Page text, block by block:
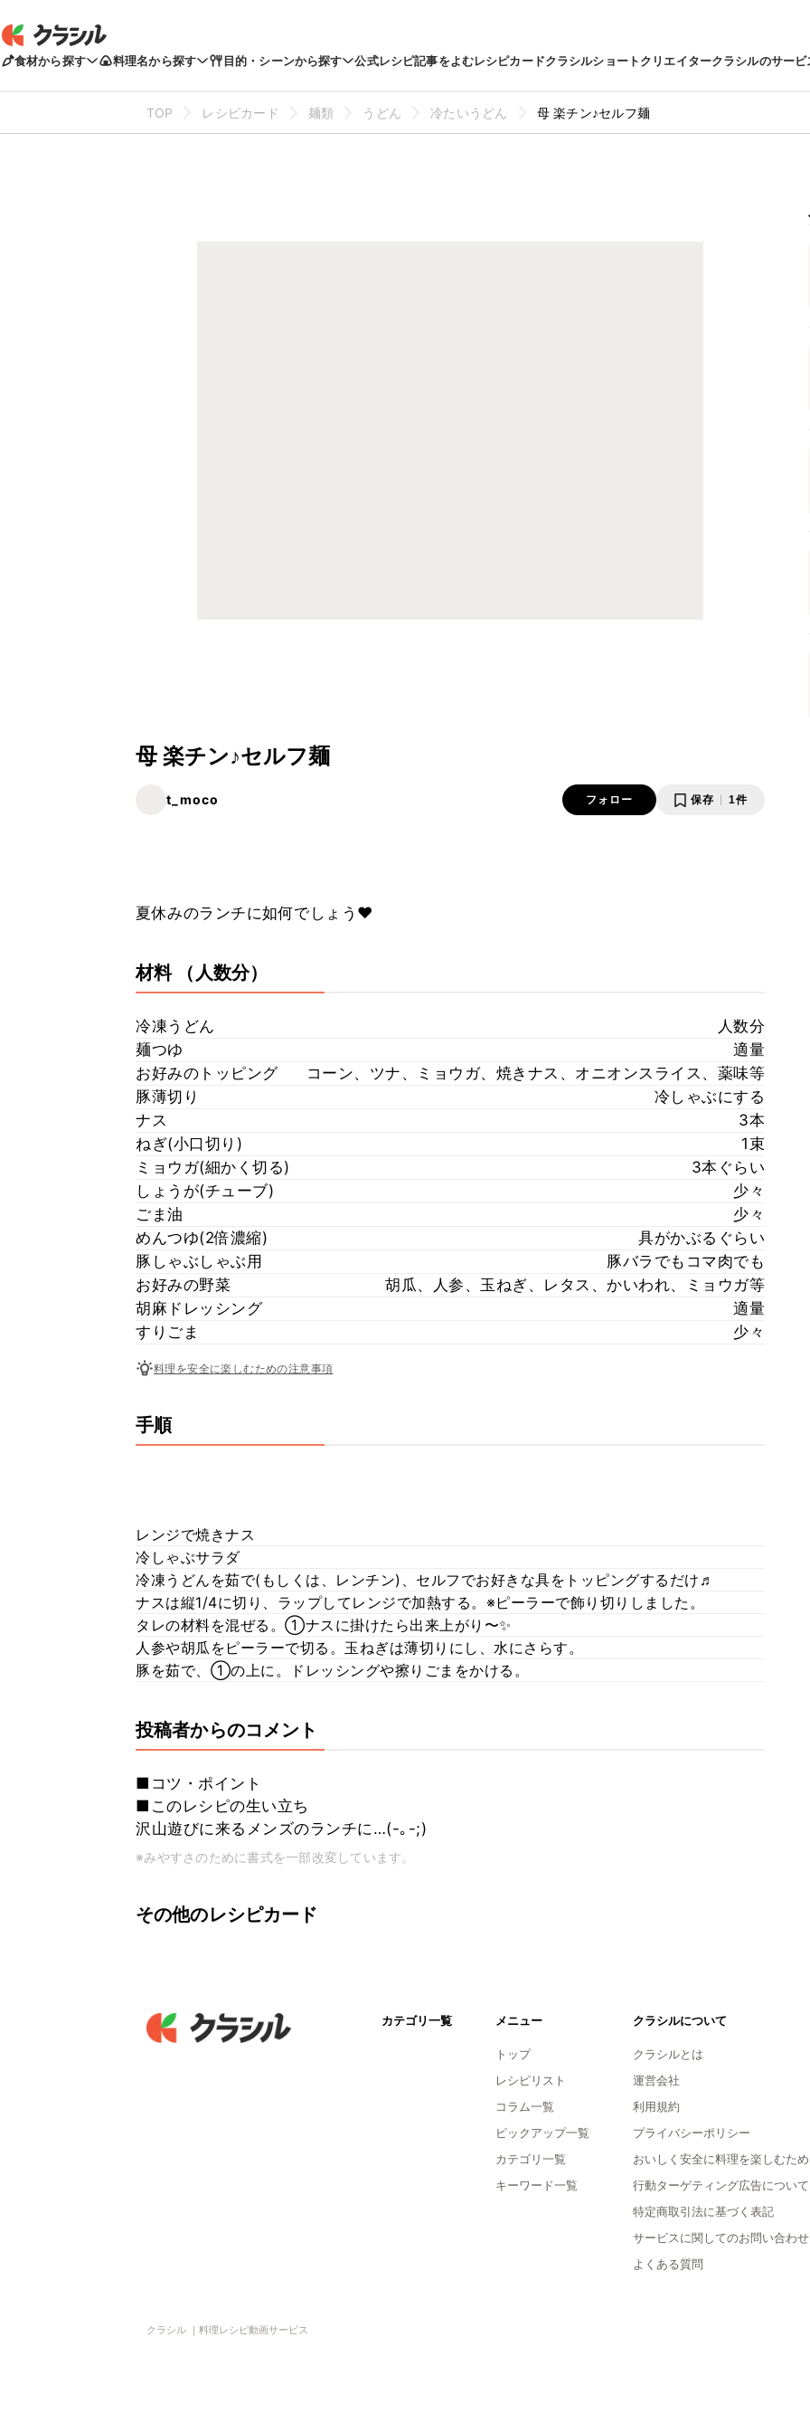
食材から探す 料理名から探す 目的・シーンから探す 公式レシピ記事をよむレシピカードクラシルショートクリエイタークラシルのサービ
TOP レシピカード 麺類 うどん 冷たいうどん 母 楽チン♪セルフ麺
母 楽チン♪セルフ麺
t_moco フォロー 保存 1件
夏休みのランチに如何でしょう❤️
材料 （人数分）
冷凍うどん
人数分
麺つゆ
適量
お好みのトッピング
コーン、ツナ、ミョウガ、焼きナス、オニオンスライス、薬味等
豚薄切り
冷しゃぶにする
ナス
3本
ねぎ(小口切り)
1束
ミョウガ(細かく切る)
3本ぐらい
しょうが(チューブ)
少々
ごま油
少々
めんつゆ(2倍濃縮)
具がかぶるぐらい
豚しゃぶしゃぶ用
豚バラでもコマ肉でも
お好みの野菜
胡瓜、人参、玉ねぎ、レタス、かいわれ、ミョウガ等
胡麻ドレッシング
適量
すりごま
少々
料理を安全に楽しむための注意事項
手順
レンジで焼きナス
冷しゃぶサラダ
冷凍うどんを茹で(もしくは、レンチン)、セルフでお好きな具をトッピングするだけ♬
ナスは縦1/4に切り、ラップしてレンジで加熱する。※ピーラーで飾り切りしました。
タレの材料を混ぜる。①ナスに掛けたら出来上がり〜✨
人参や胡瓜をピーラーで切る。玉ねぎは薄切りにし、水にさらす。
豚を茹で、①の上に。ドレッシングや擦りごまをかける。
投稿者からのコメント
■コツ・ポイント
■このレシピの生い立ち
沢山遊びに来るメンズのランチに…(-｡-;)
※みやすさのために書式を一部改変しています。
その他のレシピカード
カテゴリ一覧 メニュー
トップ
レシピリスト
コラム一覧
ピックアップ一覧
カテゴリ一覧
キーワード一覧
クラシルについて
クラシルとは
運営会社
利用規約
プライバシーポリシー
おいしく安全に料理を楽しむため
行動ターゲティング広告について
特定商取引法に基づく表記
サービスに関してのお問い合わせ
よくある質問
クラシル ｜料理レシピ動画サービス